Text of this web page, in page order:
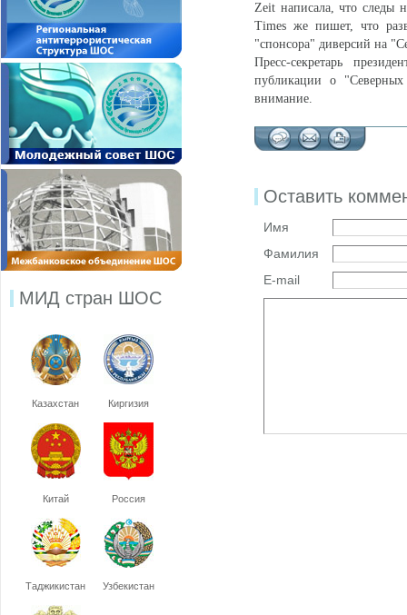
МИД стран ШОС
Казахстан Киргизия
Китай Россия
Таджикистан Узбекистан
Zeit написала, что следы
Times же пишет, что
"спонсора" диверсий на
Пресс-секретарь
публикации о
внимание.
Оставить
Имя
Фамилия
E-mail